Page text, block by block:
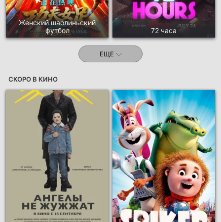
Женский шаолиньский
футбол
72 часа
ЕЩЕ
СКОРО В КИНО